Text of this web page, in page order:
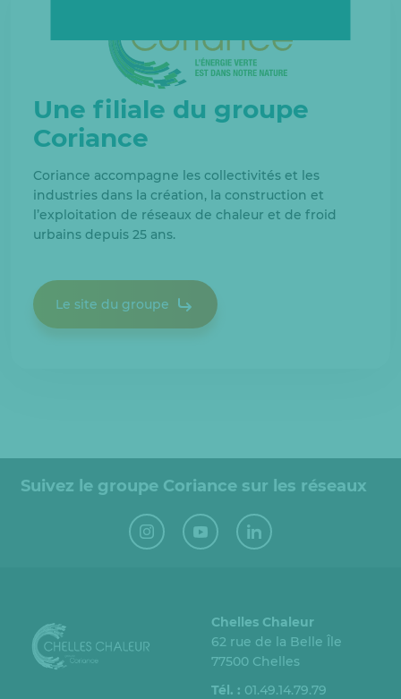
Une filiale du groupe
Coriance
Coriance accompagne les collectivités et les
industries dans la création, la construction et
l’exploitation de réseaux de chaleur et de froid
urbains depuis 25 ans.
Le site du groupe
Suivez le groupe Coriance sur les réseaux
Chelles Chaleur
62 rue de la Belle Île
77500 Chelles
Tél. : 01.49.14.79.79